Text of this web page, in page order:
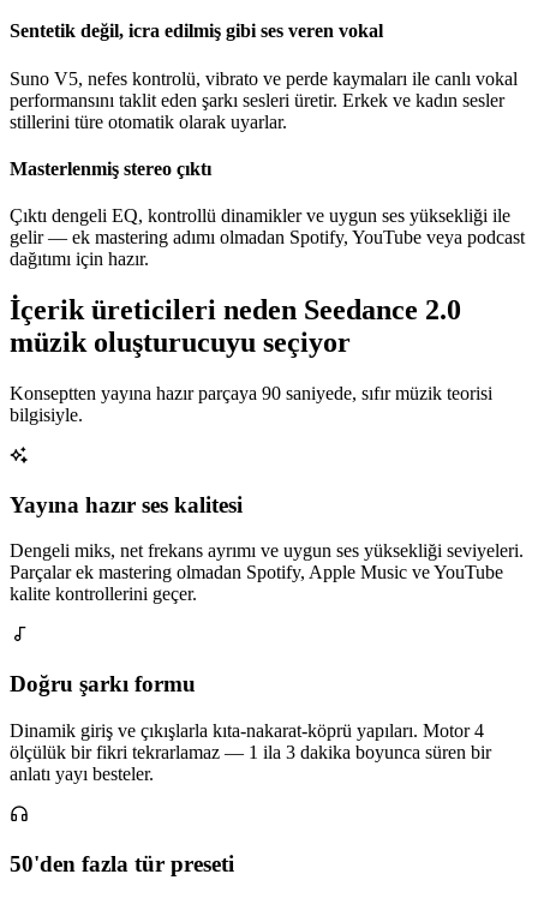
Sentetik değil, icra edilmiş gibi ses veren vokal
Suno V5, nefes kontrolü, vibrato ve perde kaymaları ile canlı vokal
performansını taklit eden şarkı sesleri üretir. Erkek ve kadın sesler
stillerini türe otomatik olarak uyarlar.
Masterlenmiş stereo çıktı
Çıktı dengeli EQ, kontrollü dinamikler ve uygun ses yüksekliği ile
gelir — ek mastering adımı olmadan Spotify, YouTube veya podcast
dağıtımı için hazır.
İçerik üreticileri neden Seedance 2.0
müzik oluşturucuyu seçiyor
Konseptten yayına hazır parçaya 90 saniyede, sıfır müzik teorisi
bilgisiyle.
Yayına hazır ses kalitesi
Dengeli miks, net frekans ayrımı ve uygun ses yüksekliği seviyeleri.
Parçalar ek mastering olmadan Spotify, Apple Music ve YouTube
kalite kontrollerini geçer.
Doğru şarkı formu
Dinamik giriş ve çıkışlarla kıta-nakarat-köprü yapıları. Motor 4
ölçülük bir fikri tekrarlamaz — 1 ila 3 dakika boyunca süren bir
anlatı yayı besteler.
50'den fazla tür preseti